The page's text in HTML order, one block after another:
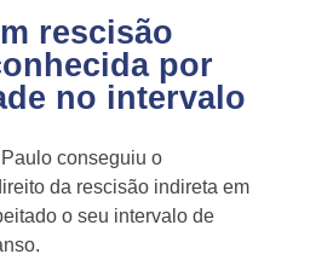
rescisão
por
no intervalo
conseguiu o
da rescisão indireta em
o seu intervalo de